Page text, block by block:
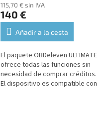
115,70 € sin IVA
140 €
Añadir a la cesta
El paquete OBDeleven ULTIMATE
ofrece todas las funciones sin
necesidad de comprar créditos.
El dispositivo es compatible con